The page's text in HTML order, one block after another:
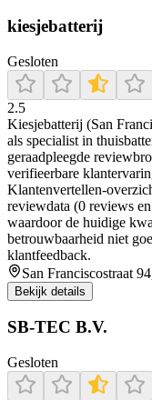
kiesjebatterij
Gesloten
2.5
Kiesjebatterij (San
als specialist in
geraadpleegde
verifieerbare
Klantenvertellen-
reviewdata (0 reviews
waardoor de huidige
betrouwbaarheid niet
klantfeedback.
San Franciscostraat
Bekijk details
SB-TEC B.V.
Gesloten